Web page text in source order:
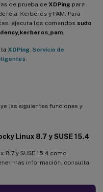
de prueba de XDPing para
Kerberos y PAM. Para
ejecuta los comandos sudo
XDPing Servicio de
las siguientes funciones y
Linux 8.7 y SUSE 15.4
8.7 y SUSE 15.4 como
más información, consulta